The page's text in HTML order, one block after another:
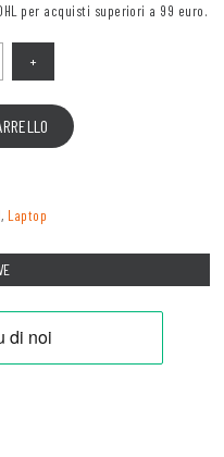
per acquisti superiori a 99 euro.
, Laptop